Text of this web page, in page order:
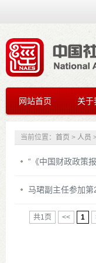
网站首页 关于
当前位置： 首页 > 人员
“《中国财政政策
马珺副主任参加
共1页 << 1